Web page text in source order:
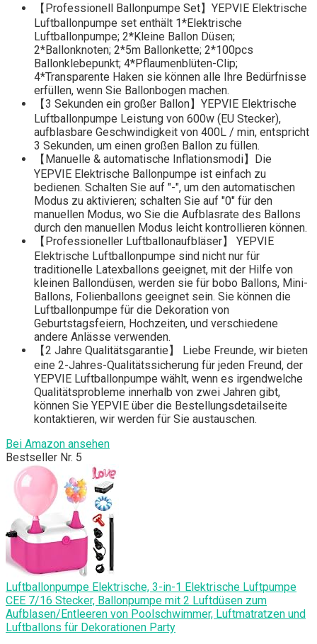
【Professionell Ballonpumpe Set】YEPVIE Elektrische
Luftballonpumpe set enthält 1*Elektrische
Luftballonpumpe; 2*Kleine Ballon Düsen;
2*Ballonknoten; 2*5m Ballonkette; 2*100pcs
Ballonklebepunkt; 4*Pflaumenblüten-Clip;
4*Transparente Haken sie können alle Ihre Bedürfnisse
erfüllen, wenn Sie Ballonbogen machen.
【3 Sekunden ein großer Ballon】YEPVIE Elektrische
Luftballonpumpe Leistung von 600w (EU Stecker),
aufblasbare Geschwindigkeit von 400L / min, entspricht
3 Sekunden, um einen großen Ballon zu füllen.
【Manuelle & automatische Inflationsmodi】Die
YEPVIE Elektrische Ballonpumpe ist einfach zu
bedienen. Schalten Sie auf "-", um den automatischen
Modus zu aktivieren; schalten Sie auf "0" für den
manuellen Modus, wo Sie die Aufblasrate des Ballons
durch den manuellen Modus leicht kontrollieren können.
【Professioneller Luftballonaufbläser】 YEPVIE
Elektrische Luftballonpumpe sind nicht nur für
traditionelle Latexballons geeignet, mit der Hilfe von
kleinen Ballondüsen, werden sie für bobo Ballons, Mini-
Ballons, Folienballons geeignet sein. Sie können die
Luftballonpumpe für die Dekoration von
Geburtstagsfeiern, Hochzeiten, und verschiedene
andere Anlässe verwenden.
【2 Jahre Qualitätsgarantie】 Liebe Freunde, wir bieten
eine 2-Jahres-Qualitätssicherung für jeden Freund, der
YEPVIE Luftballonpumpe wählt, wenn es irgendwelche
Qualitätsprobleme innerhalb von zwei Jahren gibt,
können Sie YEPVIE über die Bestellungsdetailseite
kontaktieren, wir werden für Sie austauschen.
Bei Amazon ansehen
Bestseller Nr. 5
Luftballonpumpe Elektrische, 3-in-1 Elektrische Luftpumpe
CEE 7/16 Stecker, Ballonpumpe mit 2 Luftdüsen zum
Aufblasen/Entleeren von Poolschwimmer, Luftmatratzen und
Luftballons für Dekorationen Party